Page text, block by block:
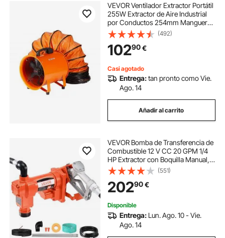
VEVOR Ventilador Extractor Portátil
255W Extractor de Aire Industrial
por Conductos 254mm Manguera
de Extracción 5m Volumen de Aire
1720CFM Extractor de Aire para
Extraer Polvo, Humo, Trabajo en
Casa
(492)
10290€
Casi agotado
Entrega:tan pronto como Vie.
Ago. 14
Añadir al carrito
VEVOR Bomba de Transferencia de
Combustible 12 V CC 20 GPM 1/4
HP Extractor con Boquilla Manual,
Manguera de Descarga, Tubo de
Succión, para Gasolina, Diésel,
Queroseno, Mezclas de Etanol y
Metanol
(551)
20290€
Disponible
Entrega: Lun. Ago. 10 - Vie.
Ago. 14